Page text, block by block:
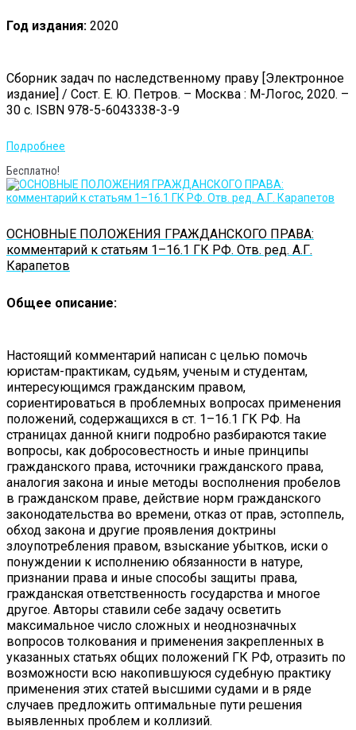
Год издания: 2020
Сборник задач по наследственному праву [Электронное
издание] / Сост. Е. Ю. Петров. – Москва : М-Логос, 2020. –
30 с. ISBN 978-5-6043338-3-9
Подробнее
Бесплатно!
ОСНОВНЫЕ ПОЛОЖЕНИЯ ГРАЖДАНСКОГО ПРАВА:
комментарий к статьям 1–16.1 ГК РФ. Отв. ред. А.Г.
Карапетов
Общее описание:
Настоящий комментарий написан с целью помочь
юристам-практикам, судьям, ученым и студентам,
интересующимся гражданским правом,
сориентироваться в проблемных вопросах применения
положений, содержащихся в ст. 1–16.1 ГК РФ. На
страницах данной книги подробно разбираются такие
вопросы, как добросовестность и иные принципы
гражданского права, источники гражданского права,
аналогия закона и иные методы восполнения пробелов
в гражданском праве, действие норм гражданского
законодательства во времени, отказ от прав, эстоппель,
обход закона и другие проявления доктрины
злоупотребления правом, взыскание убытков, иски о
понуждении к исполнению обязанности в натуре,
признании права и иные способы защиты права,
гражданская ответственность государства и многое
другое. Авторы ставили себе задачу осветить
максимальное число сложных и неоднозначных
вопросов толкования и применения закрепленных в
указанных статьях общих положений ГК РФ, отразить по
возможности всю накопившуюся судебную практику
применения этих статей высшими судами и в ряде
случаев предложить оптимальные пути решения
выявленных проблем и коллизий.